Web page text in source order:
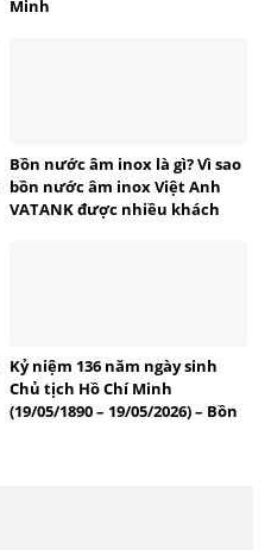
Minh
Bồn nước âm inox là gì? Vì sao
bồn nước âm inox Việt Anh
VATANK được nhiều khách
Kỷ niệm 136 năm ngày sinh
Chủ tịch Hồ Chí Minh
(19/05/1890 – 19/05/2026) – Bồn